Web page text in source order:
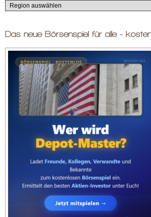
Das neue Börsenspiel für alle -